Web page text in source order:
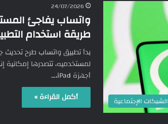
الشبكات الإجتماعية
24/07/2026
واتساب يفاجئ
طريقة استخدام
بدأ تطبيق واتساب طرح تحديث
لمستخدميه، تتصدرها
أجهزة iPad،…
أكمل القراءة »